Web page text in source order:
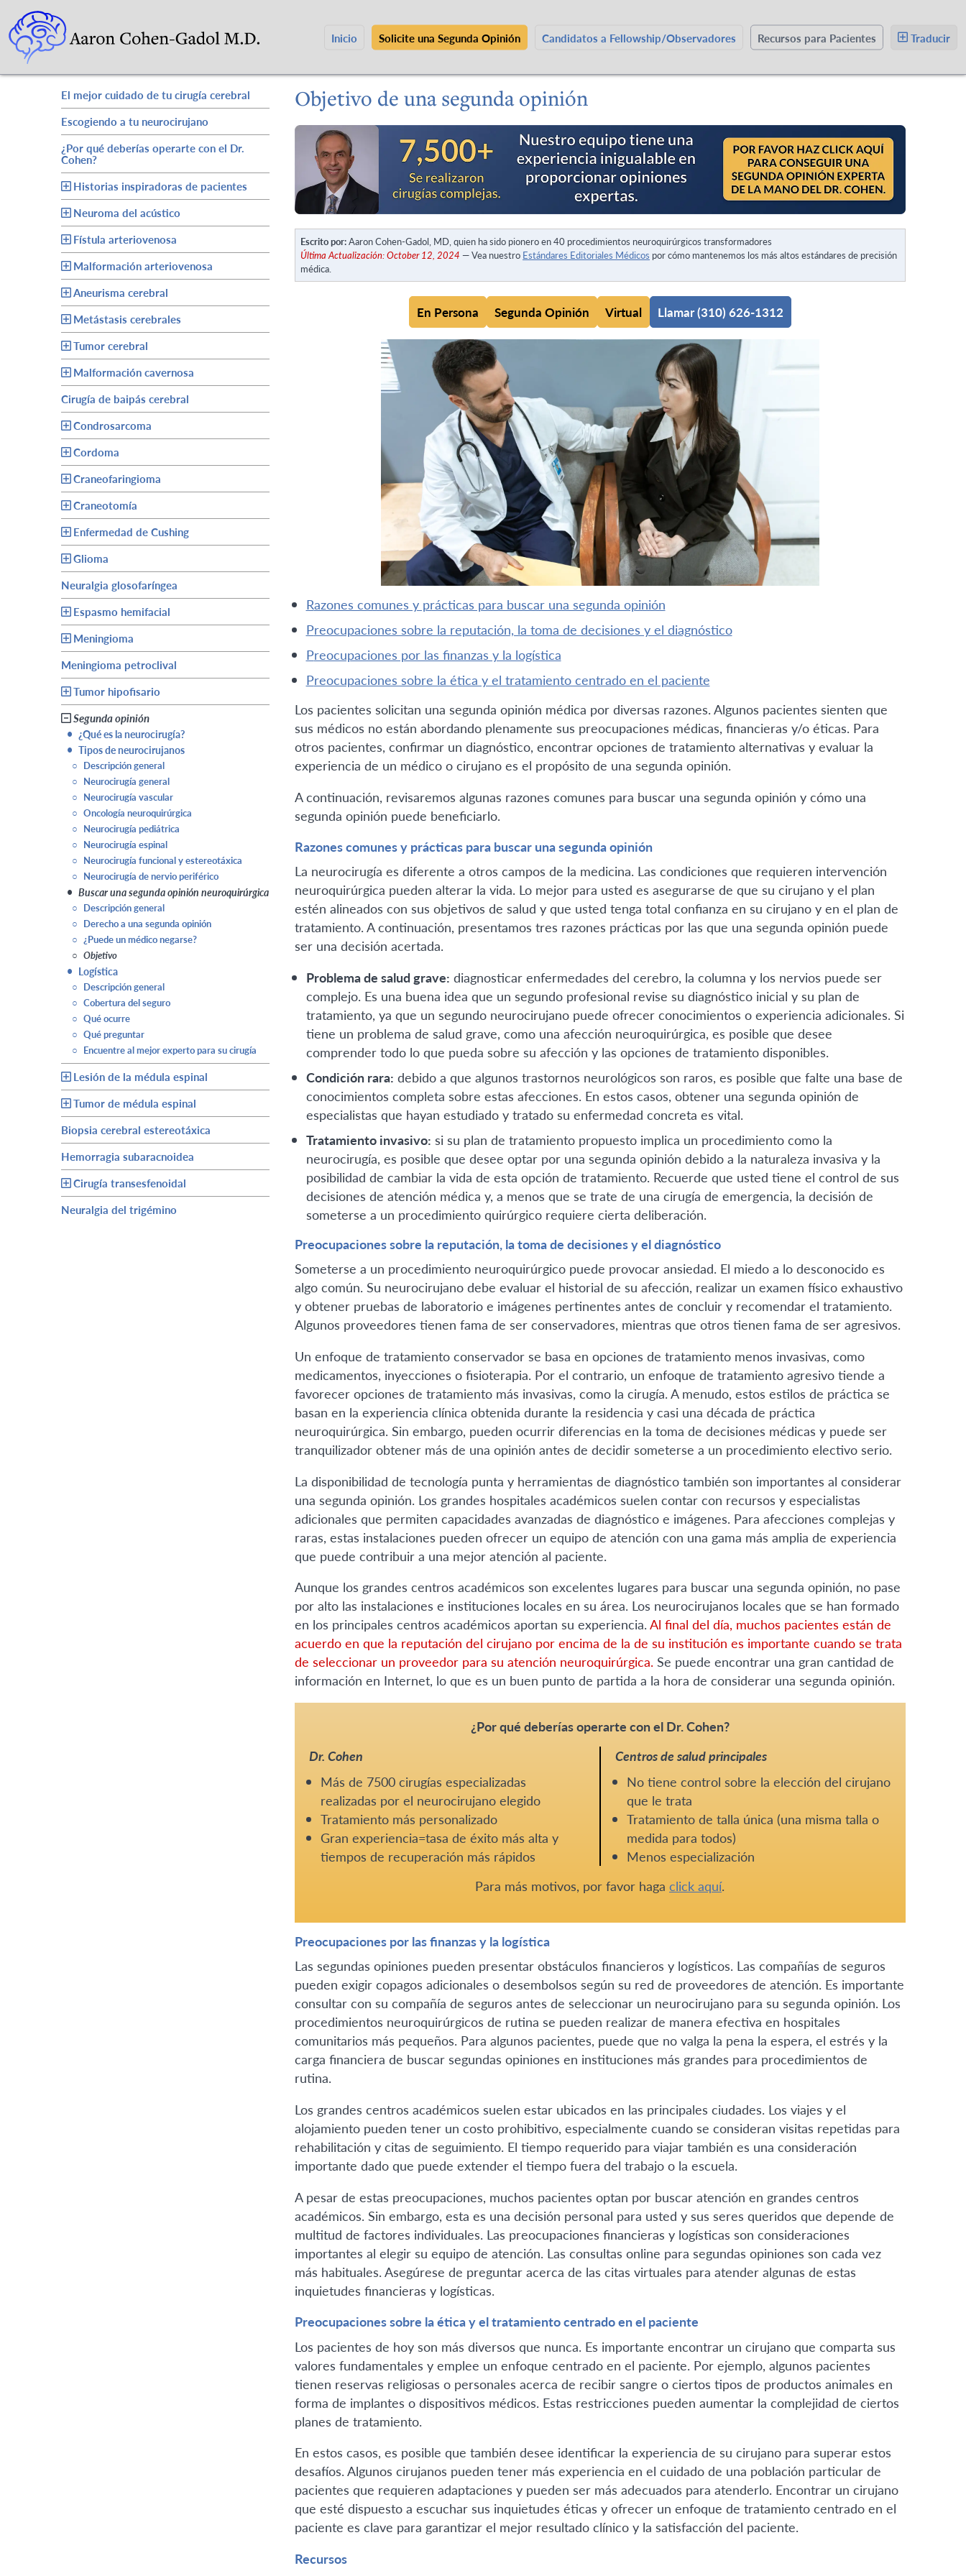
Inicio Solicite una Segunda Opinión Candidatos a Fellowship/Observadores Recursos para Pacientes Traducir
El mejor cuidado de tu cirugía cerebral
Escogiendo a tu neurocirujano
¿Por qué deberías operarte con el Dr.
Cohen?
Historias inspiradoras de pacientes
Neuroma del acústico
Fístula arteriovenosa
Malformación arteriovenosa
Aneurisma cerebral
Metástasis cerebrales
Tumor cerebral
Malformación cavernosa
Cirugía de baipás cerebral
Condrosarcoma
Cordoma
Craneofaringioma
Craneotomía
Enfermedad de Cushing
Glioma
Neuralgia glosofaríngea
Espasmo hemifacial
Meningioma
Meningioma petroclival
Tumor hipofisario
Segunda opinión
• ¿Qué es la neurocirugía?
• Tipos de neurocirujanos
○ Descripción general
○ Neurocirugía general
○ Neurocirugía vascular
○ Oncología neuroquirúrgica
○ Neurocirugía pediátrica
○ Neurocirugía espinal
○ Neurocirugía funcional y estereotáxica
○ Neurocirugía de nervio periférico
• Buscar una segunda opinión neuroquirúrgica
○ Descripción general
○ Derecho a una segunda opinión
○ ¿Puede un médico negarse?
○ Objetivo
• Logística
○ Descripción general
○ Cobertura del seguro
○ Qué ocurre
○ Qué preguntar
○ Encuentre al mejor experto para su cirugía
Lesión de la médula espinal
Tumor de médula espinal
Biopsia cerebral estereotáxica
Hemorragia subaracnoidea
Cirugía transesfenoidal
Neuralgia del trigémino
Objetivo de una segunda opinión
Escrito por:Aaron Cohen-Gadol, MD, quien ha sido pionero en 40 procedimientos neuroquirúrgicos transformadores
Última Actualización: October 12, 2024 — Vea nuestro Estándares Editoriales Médicos por cómo mantenemos los más altos estándares de precisión
médica.
En Persona Segunda Opinión Virtual Llamar (310) 626-1312
razones comunes y prácticas para buscar una segunda opinión
preocupaciones sobre la reputación, la toma de decisiones y el diagnóstico
preocupaciones por las finanzas y la logística
preocupaciones sobre la ética y el tratamiento centrado en el paciente
Los pacientes solicitan una segunda opinión médica por diversas razones. Algunos pacientes sienten que
sus médicos no están abordando plenamente sus preocupaciones médicas, financieras y/o éticas. Para
otros pacientes, confirmar un diagnóstico, encontrar opciones de tratamiento alternativas y evaluar la
experiencia de un médico o cirujano es el propósito de una segunda opinión.
A continuación, revisaremos algunas razones comunes para buscar una segunda opinión y cómo una
segunda opinión puede beneficiarlo.
Razones comunes y prácticas para buscar una segunda opinión
La neurocirugía es diferente a otros campos de la medicina. Las condiciones que requieren intervención
neuroquirúrgica pueden alterar la vida. Lo mejor para usted es asegurarse de que su cirujano y el plan
estén alineados con sus objetivos de salud y que usted tenga total confianza en su cirujano y en el plan de
tratamiento. A continuación, presentamos tres razones prácticas por las que una segunda opinión puede
ser una decisión acertada.
Problema de salud grave: diagnosticar enfermedades del cerebro, la columna y los nervios puede ser
complejo. Es una buena idea que un segundo profesional revise su diagnóstico inicial y su plan de
tratamiento, ya que un segundo neurocirujano puede ofrecer conocimientos o experiencia adicionales. Si
tiene un problema de salud grave, como una afección neuroquirúrgica, es posible que desee
comprender todo lo que pueda sobre su afección y las opciones de tratamiento disponibles.
Condición rara: debido a que algunos trastornos neurológicos son raros, es posible que falte una base de
conocimientos completa sobre estas afecciones. En estos casos, obtener una segunda opinión de
especialistas que hayan estudiado y tratado su enfermedad concreta es vital.
Tratamiento invasivo: si su plan de tratamiento propuesto implica un procedimiento como la
neurocirugía, es posible que desee optar por una segunda opinión debido a la naturaleza invasiva y la
posibilidad de cambiar la vida de esta opción de tratamiento. Recuerde que usted tiene el control de sus
decisiones de atención médica y, a menos que se trate de una cirugía de emergencia, la decisión de
someterse a un procedimiento quirúrgico requiere cierta deliberación.
Preocupaciones sobre la reputación, la toma de decisiones y el diagnóstico
Someterse a un procedimiento neuroquirúrgico puede provocar ansiedad. El miedo a lo desconocido es
algo común. Su neurocirujano debe evaluar el historial de su afección, realizar un examen físico exhaustivo
y obtener pruebas de laboratorio e imágenes pertinentes antes de concluir y recomendar el tratamiento.
Algunos proveedores tienen fama de ser conservadores, mientras que otros tienen fama de ser agresivos.
Un enfoque de tratamiento conservador se basa en opciones de tratamiento menos invasivas, como
medicamentos, inyecciones o fisioterapia. Por el contrario, un enfoque de tratamiento agresivo tiende a
favorecer opciones de tratamiento más invasivas, como la cirugía. A menudo, estos estilos de práctica se
basan en la experiencia clínica obtenida durante la residencia y casi una década de práctica
neuroquirúrgica. Sin embargo, pueden ocurrir diferencias en la toma de decisiones médicas y puede ser
tranquilizador obtener más de una opinión antes de decidir someterse a un procedimiento electivo serio.
La disponibilidad de tecnología punta y herramientas de diagnóstico también son importantes al considerar
una segunda opinión. Los grandes hospitales académicos suelen contar con recursos y especialistas
adicionales que permiten capacidades avanzadas de diagnóstico e imágenes. Para afecciones complejas y
raras, estas instalaciones pueden ofrecer un equipo de atención con una gama más amplia de experiencia
que puede contribuir a una mejor atención al paciente.
Aunque los grandes centros académicos son excelentes lugares para buscar una segunda opinión, no pase
por alto las instalaciones e instituciones locales en su área. Los neurocirujanos locales que se han formado
en los principales centros académicos aportan su experiencia. Al final del día, muchos pacientes están de
acuerdo en que la reputación del cirujano por encima de la de su institución es importante cuando se trata
de seleccionar un proveedor para su atención neuroquirúrgica. Se puede encontrar una gran cantidad de
información en Internet, lo que es un buen punto de partida a la hora de considerar una segunda opinión.
¿Por qué deberías operarte con el Dr. Cohen?
Dr. Cohen
Más de 7500 cirugías especializadas
realizadas por el neurocirujano elegido
Tratamiento más personalizado
Gran experiencia=tasa de éxito más alta y
tiempos de recuperación más rápidos
Centros de salud principales
No tiene control sobre la elección del cirujano
que le trata
Tratamiento de talla única (una misma talla o
medida para todos)
Menos especialización
Para más motivos, por favor haga click aquí.
Preocupaciones por las finanzas y la logística
Las segundas opiniones pueden presentar obstáculos financieros y logísticos. Las compañías de seguros
pueden exigir copagos adicionales o desembolsos según su red de proveedores de atención. Es importante
consultar con su compañía de seguros antes de seleccionar un neurocirujano para su segunda opinión. Los
procedimientos neuroquirúrgicos de rutina se pueden realizar de manera efectiva en hospitales
comunitarios más pequeños. Para algunos pacientes, puede que no valga la pena la espera, el estrés y la
carga financiera de buscar segundas opiniones en instituciones más grandes para procedimientos de
rutina.
Los grandes centros académicos suelen estar ubicados en las principales ciudades. Los viajes y el
alojamiento pueden tener un costo prohibitivo, especialmente cuando se consideran visitas repetidas para
rehabilitación y citas de seguimiento. El tiempo requerido para viajar también es una consideración
importante dado que puede extender el tiempo fuera del trabajo o la escuela.
A pesar de estas preocupaciones, muchos pacientes optan por buscar atención en grandes centros
académicos. Sin embargo, esta es una decisión personal para usted y sus seres queridos que depende de
multitud de factores individuales. Las preocupaciones financieras y logísticas son consideraciones
importantes al elegir su equipo de atención. Las consultas online para segundas opiniones son cada vez
más habituales. Asegúrese de preguntar acerca de las citas virtuales para atender algunas de estas
inquietudes financieras y logísticas.
Preocupaciones sobre la ética y el tratamiento centrado en el paciente
Los pacientes de hoy son más diversos que nunca. Es importante encontrar un cirujano que comparta sus
valores fundamentales y emplee un enfoque centrado en el paciente. Por ejemplo, algunos pacientes
tienen reservas religiosas o personales acerca de recibir sangre o ciertos tipos de productos animales en
forma de implantes o dispositivos médicos. Estas restricciones pueden aumentar la complejidad de ciertos
planes de tratamiento.
En estos casos, es posible que también desee identificar la experiencia de su cirujano para superar estos
desafíos. Algunos cirujanos pueden tener más experiencia en el cuidado de una población particular de
pacientes que requieren adaptaciones y pueden ser más adecuados para atenderlo. Encontrar un cirujano
que esté dispuesto a escuchar sus inquietudes éticas y ofrecer un enfoque de tratamiento centrado en el
paciente es clave para garantizar el mejor resultado clínico y la satisfacción del paciente.
Recursos